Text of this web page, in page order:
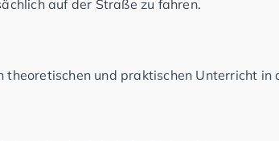
auf der Straße zu fahren.
theoretischen und praktischen Unterricht in